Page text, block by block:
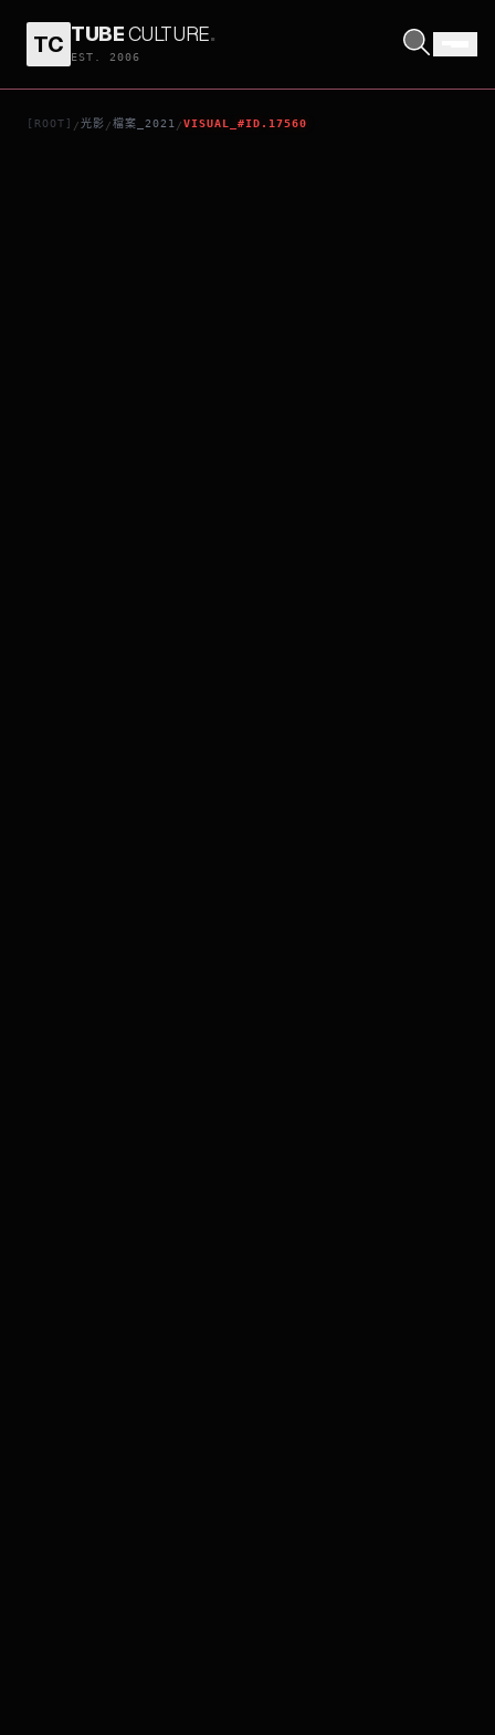
TC TUBECULTURE.
EST. 2006
[ROOT] /光影 /檔案_2021 /VISUAL_#ID.17560
跟你老婆去旅行